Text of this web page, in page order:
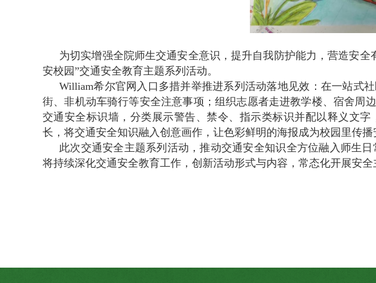
为切实增强全院师生交通安全意识，提升自我防护能力，营造安
安校园”交通安全教育主题系列活动。
William希尔官网入口多措并举推进系列活动落地见效：在一站式
街、非机动车骑行等安全注意事项；组织志愿者走进教学楼、宿舍周
交通安全标识墙，分类展示警告、禁令、指示类标识并配以释义文
长，将交通安全知识融入创意画作，让色彩鲜明的海报成为校园里传播
此次交通安全主题系列活动，推动交通安全知识全方位融入师生
将持续深化交通安全教育工作，创新活动形式与内容，常态化开展安